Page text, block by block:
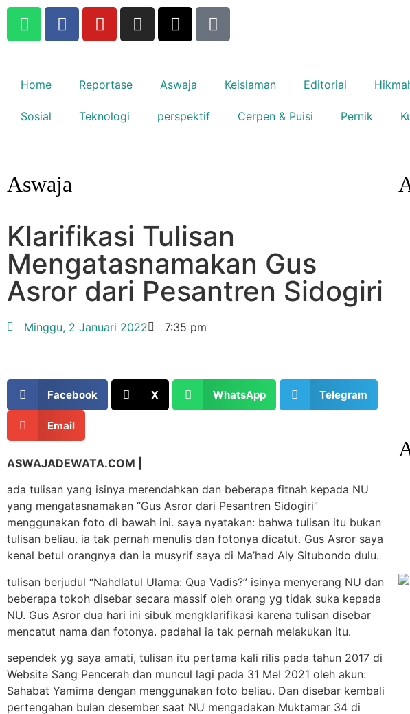
Home Reportase Aswaja Keislaman Editorial
Sosial Teknologi perspektif Cerpen & Puisi Pernik
Aswaja
Klarifikasi Tulisan
Mengatasnamakan Gus
Asror dari Pesantren Sidogiri
Minggu, 2 Januari 2022 7:35 pm
Facebook X WhatsApp Telegram
Email
ASWAJADEWATA.COM |
ada tulisan yang isinya merendahkan dan beberapa fitnah kepada NU
yang mengatasnamakan “Gus Asror dari Pesantren Sidogiri”
menggunakan foto di bawah ini. saya nyatakan: bahwa tulisan itu bukan
tulisan beliau. ia tak pernah menulis dan fotonya dicatut. Gus Asror saya
kenal betul orangnya dan ia musyrif saya di Ma’had Aly Situbondo dulu.
tulisan berjudul “Nahdlatul Ulama: Qua Vadis?” isinya menyerang NU dan
beberapa tokoh disebar secara massif oleh orang yg tidak suka kepada
NU. Gus Asror dua hari ini sibuk mengklarifikasi karena tulisan disebar
mencatut nama dan fotonya. padahal ia tak pernah melakukan itu.
sependek yg saya amati, tulisan itu pertama kali rilis pada tahun 2017 di
Website Sang Pencerah dan muncul lagi pada 31 MeI 2021 oleh akun:
Sahabat Yamima dengan menggunakan foto beliau. Dan disebar kembali
pertengahan bulan desember saat NU mengadakan Muktamar 34 di